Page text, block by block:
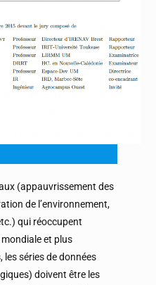
(appauvrissement des
de l’environnement,
qui réoccupent
et plus
séries de données
doivent être les